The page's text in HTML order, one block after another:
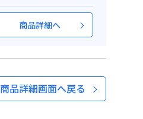
商品詳細へ
商品詳細画面へ戻る